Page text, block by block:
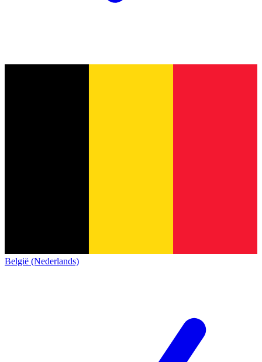
België (Nederlands)